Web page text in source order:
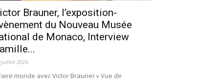
Brauner, l’exposition-
du Nouveau Musée
de Monaco, Interview
2026
monde avec Victor Brauner » Vue de